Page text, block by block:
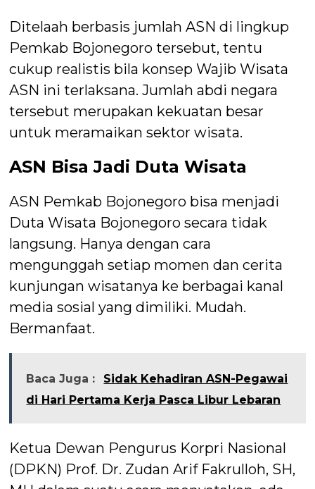
Ditelaah berbasis jumlah ASN di lingkup
Pemkab Bojonegoro tersebut, tentu
cukup realistis bila konsep Wajib Wisata
ASN ini terlaksana. Jumlah abdi negara
tersebut merupakan kekuatan besar
untuk meramaikan sektor wisata.
ASN Bisa Jadi Duta Wisata
ASN Pemkab Bojonegoro bisa menjadi
Duta Wisata Bojonegoro secara tidak
langsung. Hanya dengan cara
mengunggah setiap momen dan cerita
kunjungan wisatanya ke berbagai kanal
media sosial yang dimiliki. Mudah.
Bermanfaat.
Baca Juga :
Sidak Kehadiran ASN-Pegawai
di Hari Pertama Kerja Pasca Libur Lebaran
Ketua Dewan Pengurus Korpri Nasional
(DPKN) Prof. Dr. Zudan Arif Fakrulloh, SH,